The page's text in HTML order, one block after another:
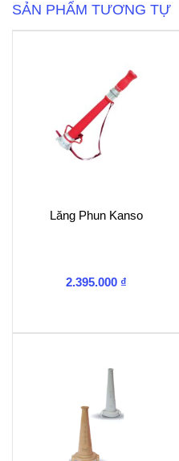
SẢN PHẨM TƯƠNG TỰ
Lăng Phun Kanso
2.395.000 ₫